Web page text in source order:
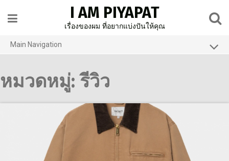
content
I AM PIYAPAT
เรื่องของผม ที่อยากแบ่งปันให้คุณ
Main Navigation
About Us
รีวิว
ท่องเที่ยวต่างประเทศ
หมวดหมู่:รีวิว